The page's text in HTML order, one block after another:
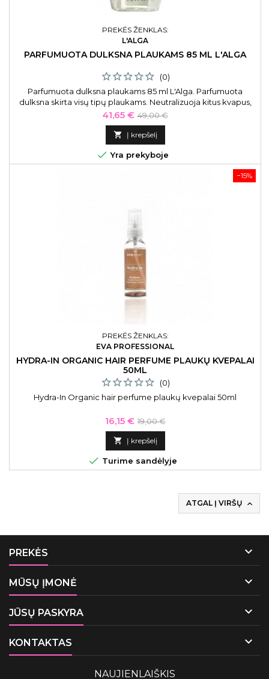
PREKĖS ŽENKLAS:
L'ALGA
PARFUMUOTA DULKSNA PLAUKAMS 85 ML L'ALGA
(0)
Parfumuota dulksna plaukams 85 ml L'Alga. Parfumuota
dulksna skirta visų tipų plaukams. Neutralizuoja kitus kvapus,
suteikia plaukams malonų, gaivų aromatą.
Kaina
41,65 € Bazinė
kaina
49,00 €
 Į krepšelį
 Yra prekyboje
−15%
PREKĖS ŽENKLAS:
EVA PROFESSIONAL
HYDRA-IN ORGANIC HAIR PERFUME PLAUKŲ KVEPALAI
50ML
(0)
Hydra-In Organic hair perfume plaukų kvepalai 50ml
Kaina
16,15 € Bazinė
kaina
19,00 €
 Į krepšelį
 Turime sandėlyje
ATGAL Į VIRŠŲ 
PREKĖS 
MŪSŲ ĮMONĖ 
JŪSŲ PASKYRA 
KONTAKTAS 
NAUJIENLAIŠKIS